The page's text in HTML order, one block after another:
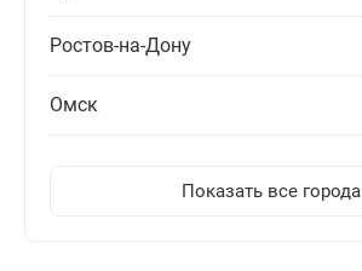
Ростов-на-Дону
Омск
Показать все города